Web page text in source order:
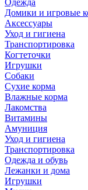
Одежда
Домики и игровые
Аксессуары
Уход и гигиена
Транспортировка
Когтеточки
Игрушки
Собаки
Сухие корма
Влажные корма
Лакомства
Витамины
Амуниция
Уход и гигиена
Транспортировка
Одежда и обувь
Лежанки и дома
Игрушки